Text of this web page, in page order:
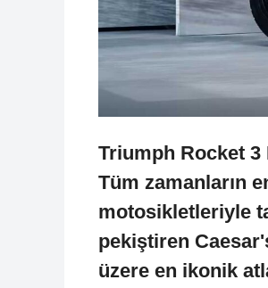
Triumph Rocket
Tüm zamanların
motosikletleriyle
pekiştiren
üzere en ikonik